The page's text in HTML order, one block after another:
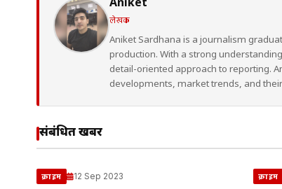
Aniket
लेखक
Aniket Sardhana is a journalism
production. With a strong
detail-oriented approach to reporting.
developments, market trends, and
संबंधित खबरें
क्राइम 12 Sep 2023 क्राइम